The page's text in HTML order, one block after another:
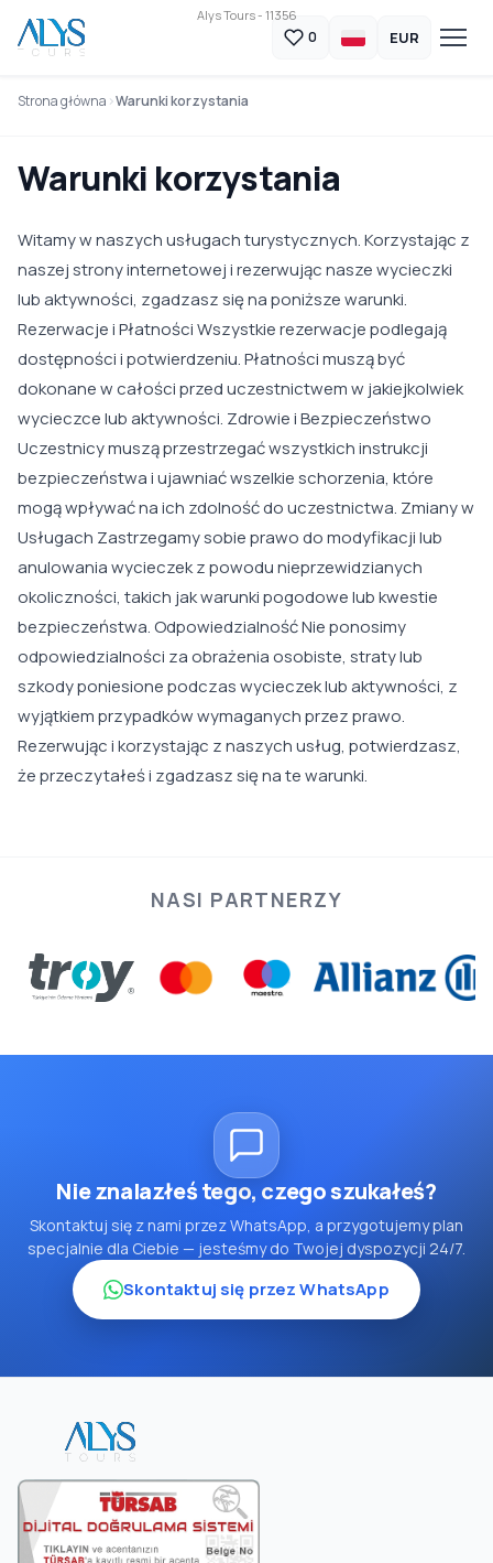
Alys Tours - 11356
0 EUR
Strona główna Warunki korzystania
Warunki korzystania
Witamy w naszych usługach turystycznych. Korzystając z
naszej strony internetowej i rezerwując nasze wycieczki
lub aktywności, zgadzasz się na poniższe warunki.
Rezerwacje i Płatności Wszystkie rezerwacje podlegają
dostępności i potwierdzeniu. Płatności muszą być
dokonane w całości przed uczestnictwem w jakiejkolwiek
wycieczce lub aktywności. Zdrowie i Bezpieczeństwo
Uczestnicy muszą przestrzegać wszystkich instrukcji
bezpieczeństwa i ujawniać wszelkie schorzenia, które
mogą wpływać na ich zdolność do uczestnictwa. Zmiany w
Usługach Zastrzegamy sobie prawo do modyfikacji lub
anulowania wycieczek z powodu nieprzewidzianych
okoliczności, takich jak warunki pogodowe lub kwestie
bezpieczeństwa. Odpowiedzialność Nie ponosimy
odpowiedzialności za obrażenia osobiste, straty lub
szkody poniesione podczas wycieczek lub aktywności, z
wyjątkiem przypadków wymaganych przez prawo.
Rezerwując i korzystając z naszych usług, potwierdzasz,
że przeczytałeś i zgadzasz się na te warunki.
NASI PARTNERZY
Nie znalazłeś tego, czego szukałeś?
Skontaktuj się z nami przez WhatsApp, a przygotujemy plan
specjalnie dla Ciebie — jesteśmy do Twojej dyspozycji 24/7.
Skontaktuj się przez WhatsApp